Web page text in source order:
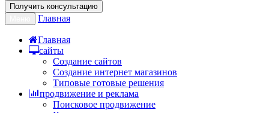
Получить консультацию
Главная
Главная
сайты
Создание сайтов
Создание интернет магазинов
Типовые готовые решения
продвижение и реклама
Поисковое продвижение